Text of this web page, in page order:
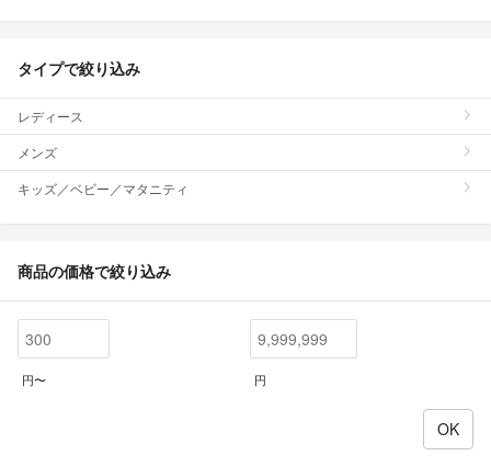
タイプで絞り込み
レディース
メンズ
キッズ／ベビー／マタニティ
商品の価格で絞り込み
円〜 円